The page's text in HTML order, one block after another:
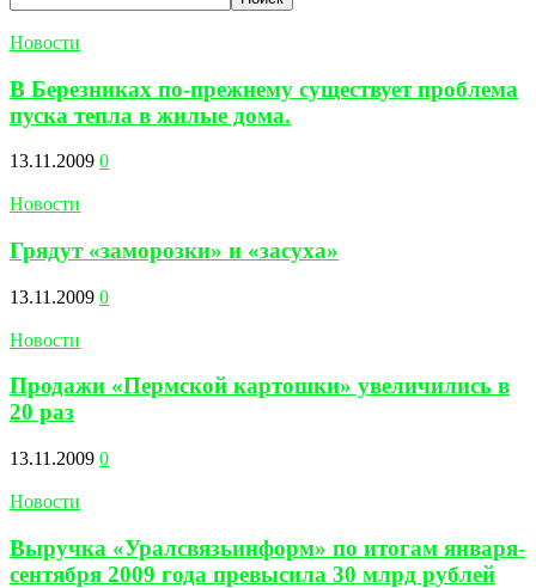
Новости
В Березниках по-прежнему существует проблема
пуска тепла в жилые дома.
13.11.2009 0
Новости
Грядут «заморозки» и «засуха»
13.11.2009 0
Новости
Продажи «Пермской картошки» увеличились в
20 раз
13.11.2009 0
Новости
Выручка «Уралсвязьинформ» по итогам января-
сентября 2009 года превысила 30 млрд рублей